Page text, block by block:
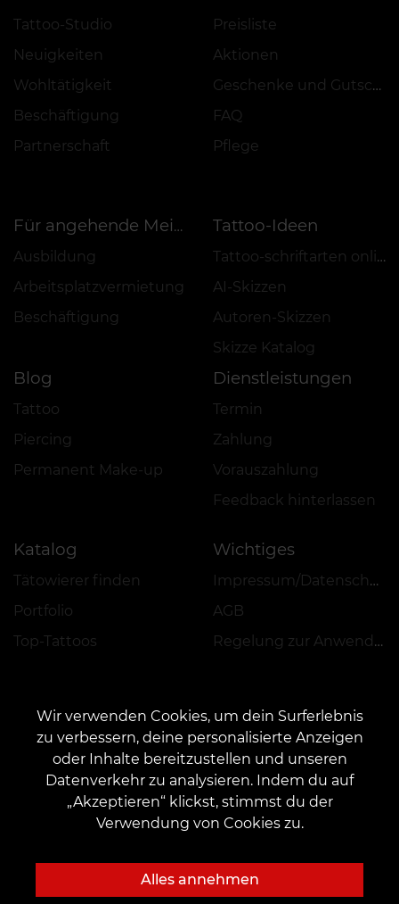
Tattoo-Studio
Neuigkeiten
Wohltätigkeit
Beschäftigung
Partnerschaft
Preisliste
Aktionen
Geschenke und Gutscheine
FAQ
Pflege
Für angehende Meister
Ausbildung
Arbeitsplatzvermietung
Beschäftigung
Tattoo-Ideen
Tattoo-schriftarten online
AI-Skizzen
Autoren-Skizzen
Skizze Katalog
Blog
Tattoo
Piercing
Permanent Make-up
Dienstleistungen
Termin
Zahlung
Vorauszahlung
Feedback hinterlassen
Katalog
Tätowierer finden
Portfolio
Top-Tattoos
Wichtiges
Impressum/Datenschutz
AGB
Regelung zur Anwendung von Aktionen, Rabatten und VEAN COINS
KONTAKT
Kontaktieren Sie uns: customers@vean-tattoo.de
Zusammenarbeit: marketing.veantattoo@gmail.com
Rufen Sie uns an oder mailen Sie uns für eine kostenlose Beratung::
Wir verwenden Cookies, um dein Surferlebnis
zu verbessern, deine personalisierte Anzeigen
oder Inhalte bereitzustellen und unseren
Datenverkehr zu analysieren. Indem du auf
„Akzeptieren“ klickst, stimmst du der
Verwendung von Cookies zu.
Alles annehmen